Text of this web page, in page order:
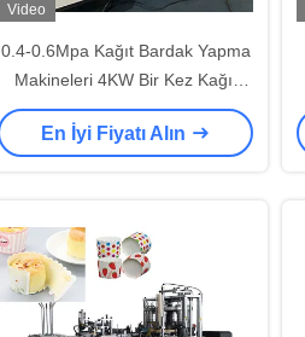
Video
0.4-0.6Mpa Kağıt Bardak Yapma
Makineleri 4KW Bir Kez Kağıt
Bardak Makinesi
En İyi Fiyatı Alın